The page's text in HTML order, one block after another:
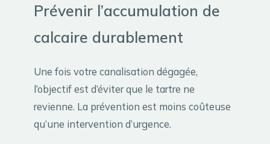
Prévenir l’accumulation de
calcaire durablement
Une fois votre canalisation dégagée,
l’objectif est d’éviter que le tartre ne
revienne. La prévention est moins coûteuse
qu’une intervention d’urgence.